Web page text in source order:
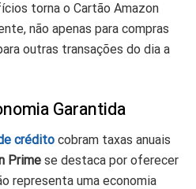
torna o Cartão Amazon
não apenas para compras
outras transações do dia a
Garantida
crédito cobram taxas anuais
Prime se destaca por oferecer
representa uma economia